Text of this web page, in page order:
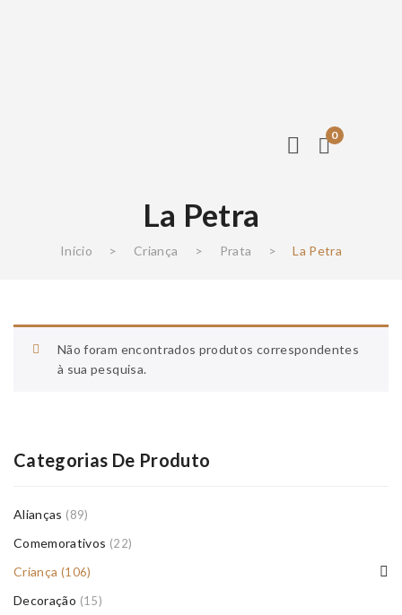
0
La Petra
Início > Criança > Prata > La Petra
Não foram encontrados produtos correspondentes
à sua pesquisa.
Categorias De Produto
Alianças (89)
Comemorativos (22)
Criança (106)
Decoração (15)